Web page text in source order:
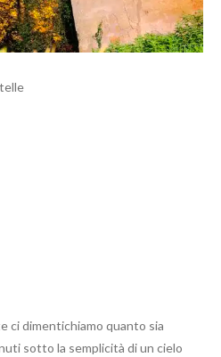
ci dimentichiamo quanto sia
sotto la semplicità di un cielo